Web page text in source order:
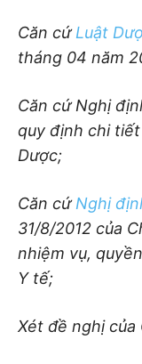
Căn cứLuật
tháng 04 năm
Căn cứ Nghị
quy định chi
Dược;
Căn cứNghị
31/8/2012 của
nhiệm vụ,
Y tế;
Xét đề nghị của